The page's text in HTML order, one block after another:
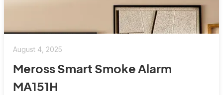
August 4, 2025
Meross Smart Smoke Alarm
MA151H